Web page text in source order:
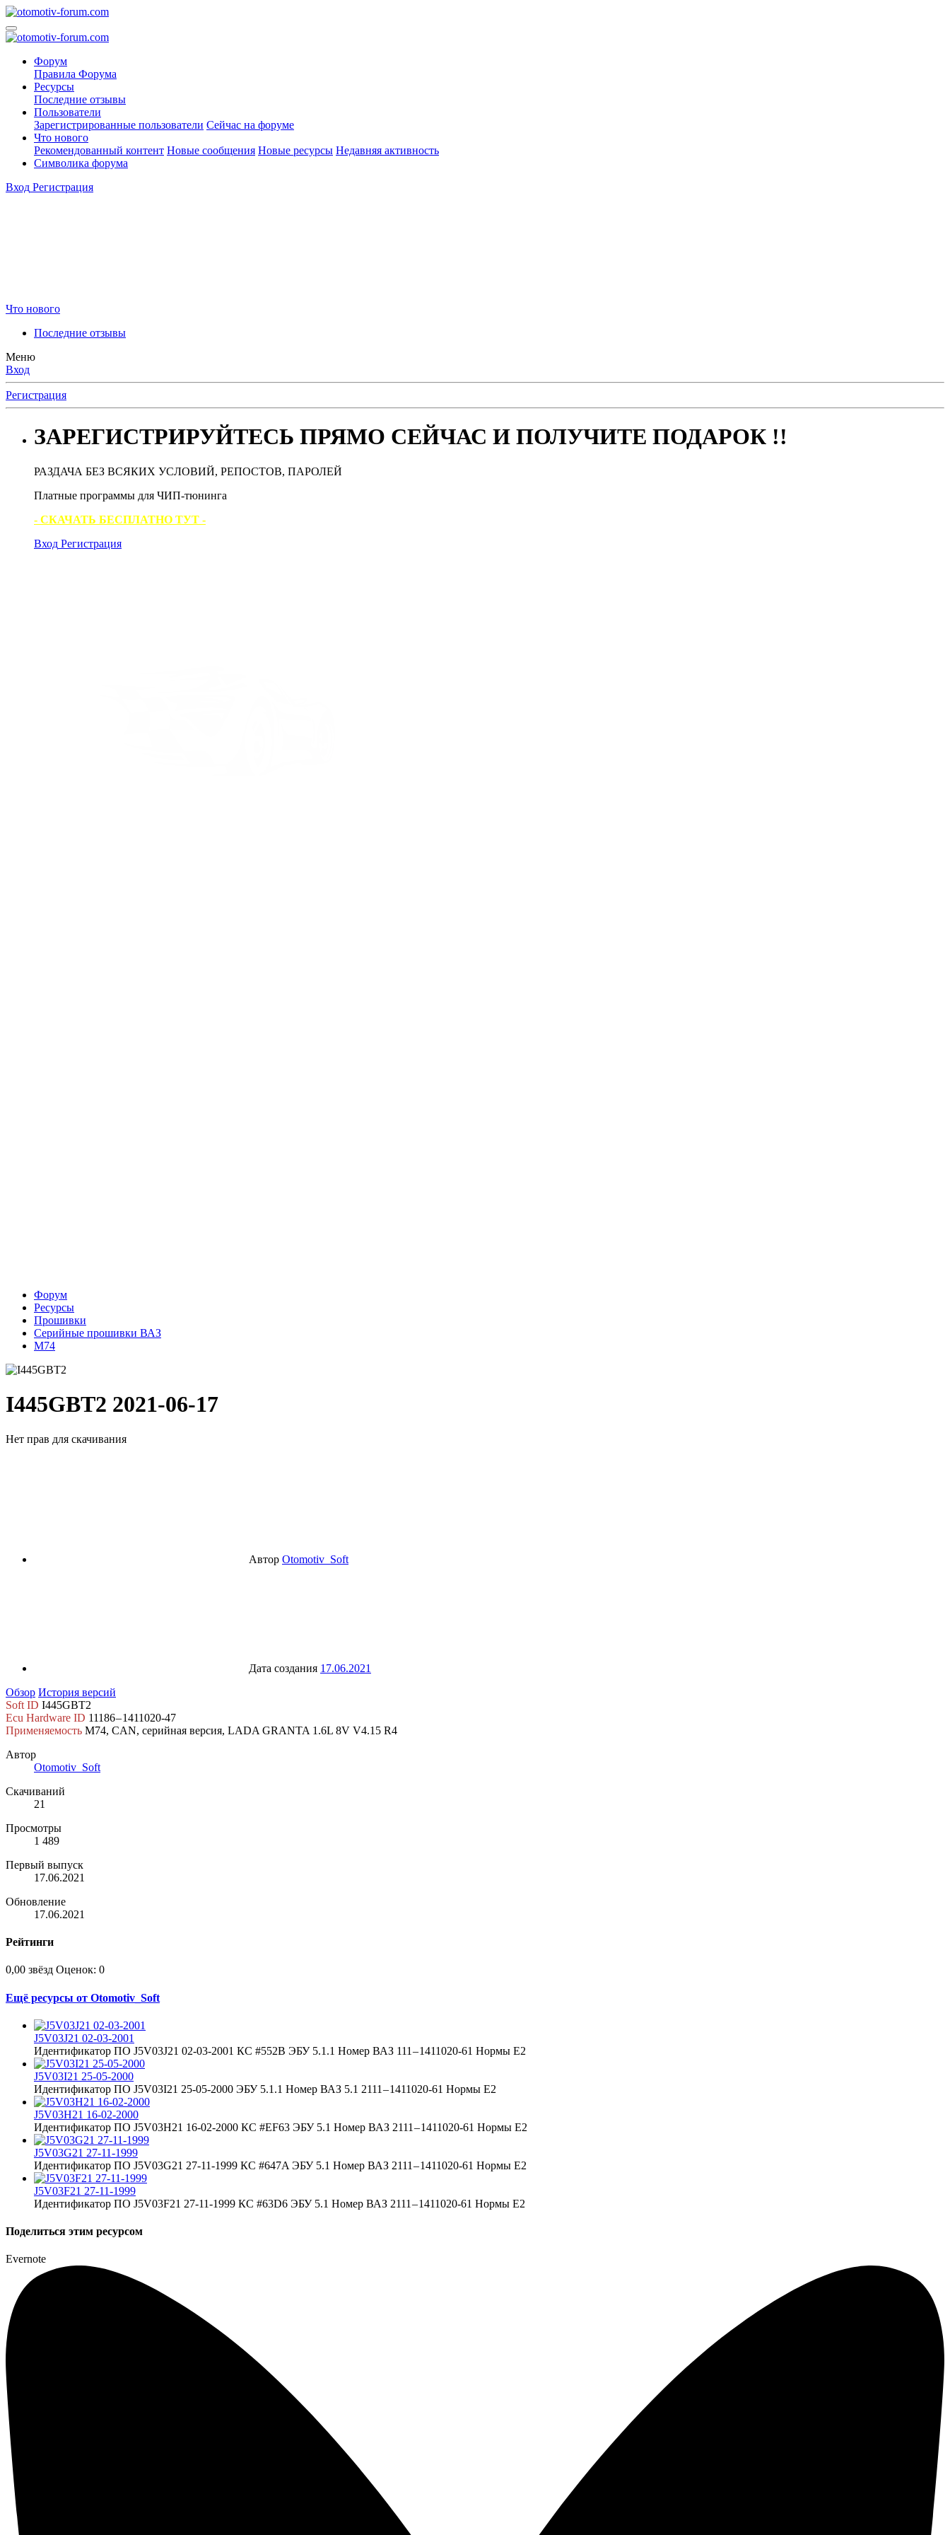
Форум
Правила Форума
Ресурсы
Последние отзывы
Пользователи
Зарегистрированные пользователи Сейчас на форуме
Что нового
Рекомендованный контент Новые сообщения Новые ресурсы Недавняя активность
Символика форума
Вход Регистрация
Что нового
Последние отзывы
Меню
Вход
Регистрация
ЗАРЕГИСТРИРУЙТЕСЬ ПРЯМО СЕЙЧАС И ПОЛУЧИТЕ ПОДАРОК !!
РАЗДАЧА БЕЗ ВСЯКИХ УСЛОВИЙ, РЕПОСТОВ, ПАРОЛЕЙ
Платные программы для ЧИП-тюнинга
- СКАЧАТЬ БЕСПЛАТНО ТУТ -
Вход Регистрация
Форум
Ресурсы
Прошивки
Серийные прошивки ВАЗ
М74
I445GBT2 2021-06-17
Нет прав для скачивания
Автор Otomotiv_Soft
Дата создания 17.06.2021
Обзор История версий
Soft ID I445GBT2
Ecu Hardware ID 11186 – 1411020-47
Применяемость M74, CAN, серийная версия, LADA GRANTA 1.6L 8V V4.15 R4
Автор
Otomotiv_Soft
Скачиваний
21
Просмотры
1 489
Первый выпуск
17.06.2021
Обновление
17.06.2021
Рейтинги
0,00 звёзд Оценок: 0
Ещё ресурсы от Otomotiv_Soft
J5V03J21 02-03-2001
Идентификатор ПО J5V03J21 02-03-2001 КС #552B ЭБУ 5.1.1 Номер ВАЗ 111 – 1411020-61 Нормы Е2
J5V03I21 25-05-2000
Идентификатор ПО J5V03I21 25-05-2000 ЭБУ 5.1.1 Номер ВАЗ 5.1 2111 – 1411020-61 Нормы Е2
J5V03H21 16-02-2000
Идентификатор ПО J5V03H21 16-02-2000 КС #EF63 ЭБУ 5.1 Номер ВАЗ 2111 – 1411020-61 Нормы Е2
J5V03G21 27-11-1999
Идентификатор ПО J5V03G21 27-11-1999 КС #647A ЭБУ 5.1 Номер ВАЗ 2111 – 1411020-61 Нормы Е2
J5V03F21 27-11-1999
Идентификатор ПО J5V03F21 27-11-1999 КС #63D6 ЭБУ 5.1 Номер ВАЗ 2111 – 1411020-61 Нормы Е2
Поделиться этим ресурсом
Evernote